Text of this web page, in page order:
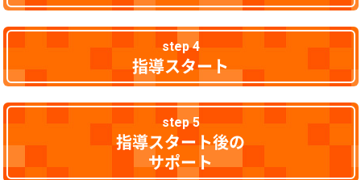
step 4
指導スタート
step 5
指導スタート後の
サポート